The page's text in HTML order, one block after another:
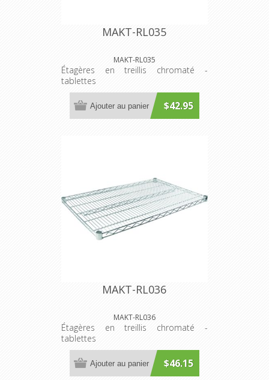
MAKT-RL035
MAKT-RL035
Étagères en treillis chromaté -
tablettes
$42.95
Ajouter au panier
MAKT-RL036
MAKT-RL036
Étagères en treillis chromaté -
tablettes
$46.15
Ajouter au panier